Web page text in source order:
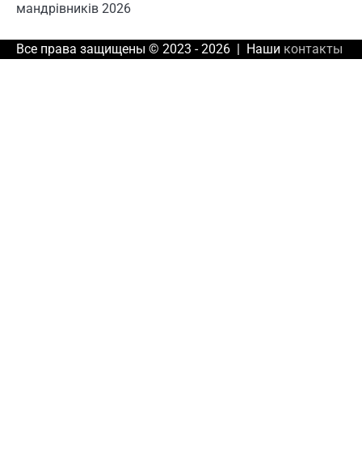
мандрівників 2026
Все права защищены © 2023 - 2026 | Наши контакты